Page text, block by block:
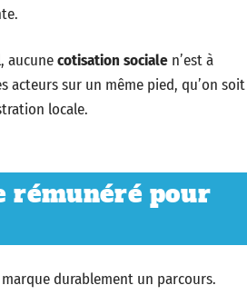
aucunecotisation sociale n’est à
acteurs sur un même pied, qu’on soit
locale.
rémunéré pour
durablement un parcours.